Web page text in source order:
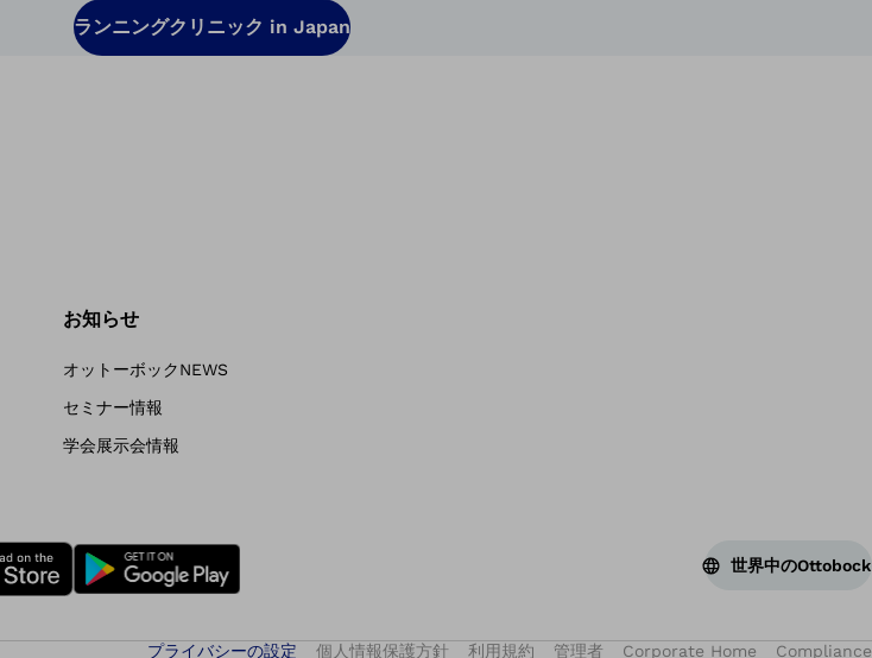
ランニングクリニック in Japan
お知らせ
オットーボックNEWS
セミナー情報
学会展示会情報
世界中のOttobock
プライバシーの設定 個人情報保護方針 利用規約 管理者 Corporate Home Compliance